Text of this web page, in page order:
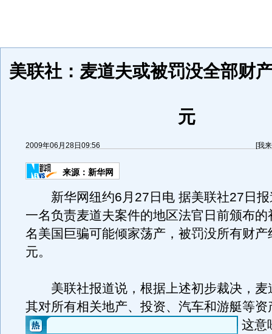
美联社：麦道夫或被罚没全部财
元
2009年06月28日09:56 [我
来源： 新华网
新华网纽约6月27日电 据美联社27日报
一名负责麦道夫案件的地区法官日前颁布的
名美国巨骗可能倾家荡产，被罚没所有财
元。
美联社报道说，根据上述初步裁决，麦
其对所有相关地产、投资、汽车和游艇等资
这意